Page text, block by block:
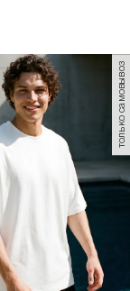
только самовывоз